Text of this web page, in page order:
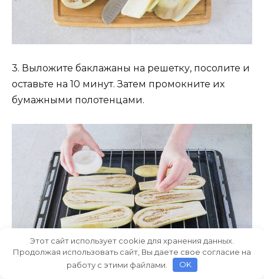
3. Выложите баклажаны на решетку, посолите и
оставьте на 10 минут. Затем промокните их
бумажными полотенцами.
Этот сайт использует cookie для хранения данных.
Продолжая использовать сайт, Вы даете свое согласие на
работу с этими файлами.
OK